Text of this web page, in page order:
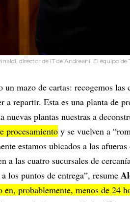
director de IT de Andreani. El equipo
un mazo de cartas: recogemos
a repartir. Esta es una planta de
nuevas plantas nuestras a
procesamiento y se vuelven a
estamos ubicados a las
a las cuatro sucursales de
los puntos de entrega”, resume
en, probablemente, menos de 24